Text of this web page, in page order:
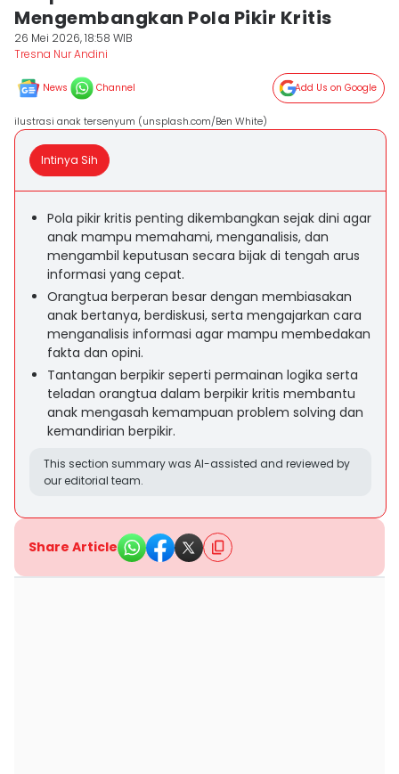
Mengembangkan Pola Pikir Kritis
26 Mei 2026, 18:58 WIB
Tresna Nur Andini
News Channel Add Us on Google
ilustrasi anak tersenyum (unsplash.com/Ben White)
Intinya Sih
Pola pikir kritis penting dikembangkan sejak dini agar
anak mampu memahami, menganalisis, dan
mengambil keputusan secara bijak di tengah arus
informasi yang cepat.
Orangtua berperan besar dengan membiasakan
anak bertanya, berdiskusi, serta mengajarkan cara
menganalisis informasi agar mampu membedakan
fakta dan opini.
Tantangan berpikir seperti permainan logika serta
teladan orangtua dalam berpikir kritis membantu
anak mengasah kemampuan problem solving dan
kemandirian berpikir.
This section summary was AI-assisted and reviewed by
our editorial team.
Share Article